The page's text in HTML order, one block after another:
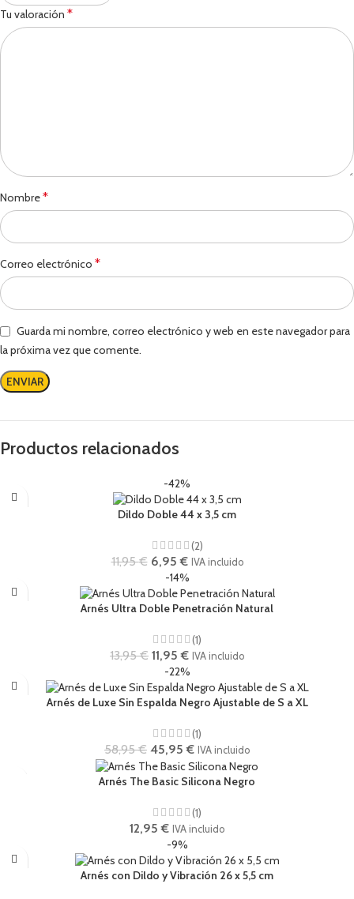
Tu valoración *
Nombre*
Correo electrónico *
Guarda mi nombre, correo electrónico y web en este navegador para
la próxima vez que comente.
Productos relacionados
-42%
Dildo Doble 44 x 3,5 cm
(2)
11,95€ 6,95€ IVA incluido
-14%
Arnés Ultra Doble Penetración Natural
(1)
13,95€ 11,95€ IVA incluido
-22%
Arnés de Luxe Sin Espalda Negro Ajustable de S a XL
(1)
58,95€ 45,95€ IVA incluido
Arnés The Basic Silicona Negro
(1)
12,95€ IVA incluido
-9%
Arnés con Dildo y Vibración 26 x 5,5 cm